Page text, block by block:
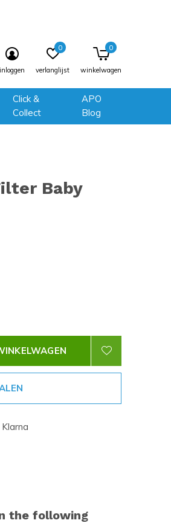
Click &
Collect
APO
Blog
inloggen verlanglijst
0
winkelwagen
0
Baby
the following